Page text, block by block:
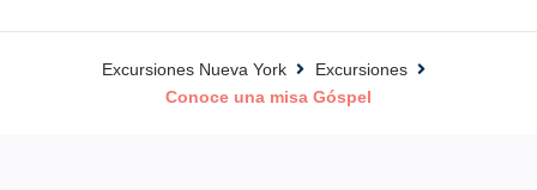
Excursiones Nueva York
Excursiones
Conoce una misa Góspel